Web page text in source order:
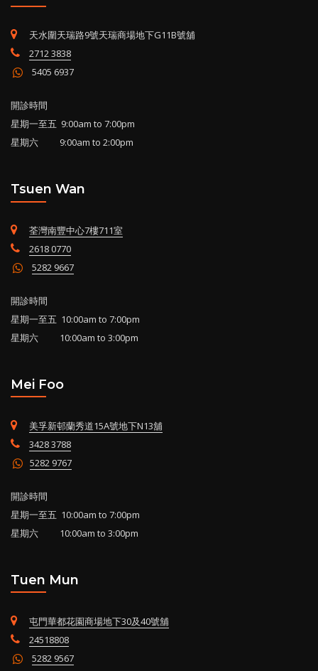
天水圍天瑞路9號天瑞商場地下G11B號舖
2712 3838
5405 6937
開診時間
星期一至五 9:00am to 7:00pm
星期六 9:00am to 2:00pm
Tsuen Wan
荃灣南豐中心7樓711室
2618 0770
5282 9667
開診時間
星期一至五 10:00am to 7:00pm
星期六 10:00am to 3:00pm
Mei Foo
美孚新邨蘭秀道15A號地下N13舖
3428 3788
5282 9767
開診時間
星期一至五 10:00am to 7:00pm
星期六 10:00am to 3:00pm
Tuen Mun
屯門華都花園商場地下30及40號舖
24518808
5282 9567